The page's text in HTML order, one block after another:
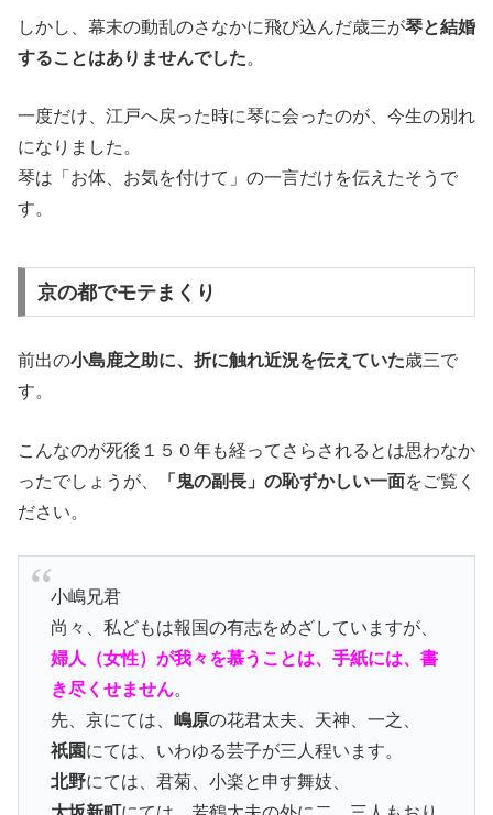
しかし、幕末の動乱のさなかに飛び込んだ歳三が琴と結婚
することはありませんでした。
一度だけ、江戸へ戻った時に琴に会ったのが、今生の別れ
になりました。
琴は「お体、お気を付けて」の一言だけを伝えたそうで
す。
京の都でモテまくり
前出の小島鹿之助に、折に触れ近況を伝えていた歳三で
す。
こんなのが死後１５０年も経ってさらされるとは思わなか
ったでしょうが、
「鬼の副長」の恥ずかしい一面をご覧く
ださい。
小嶋兄君
尚々、私どもは報国の有志をめざしていますが、
婦人（女性）が我々を慕うことは、手紙には、書
き尽くせません。
先、京にては、 嶋原の花君太夫、天神、一之、
祇園にては、いわゆる芸子が三人程います。
北野にては、君菊、小楽と申す舞妓、